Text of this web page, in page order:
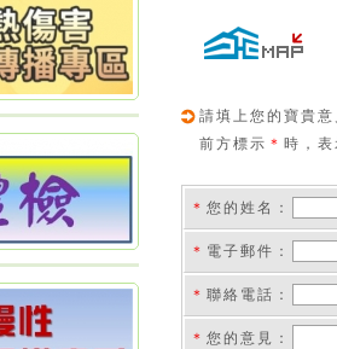
請填上您的寶貴
前方標示 ＊ 時，
＊您的姓名：
＊ 電子郵件：
＊聯絡電話：
＊您的意見：